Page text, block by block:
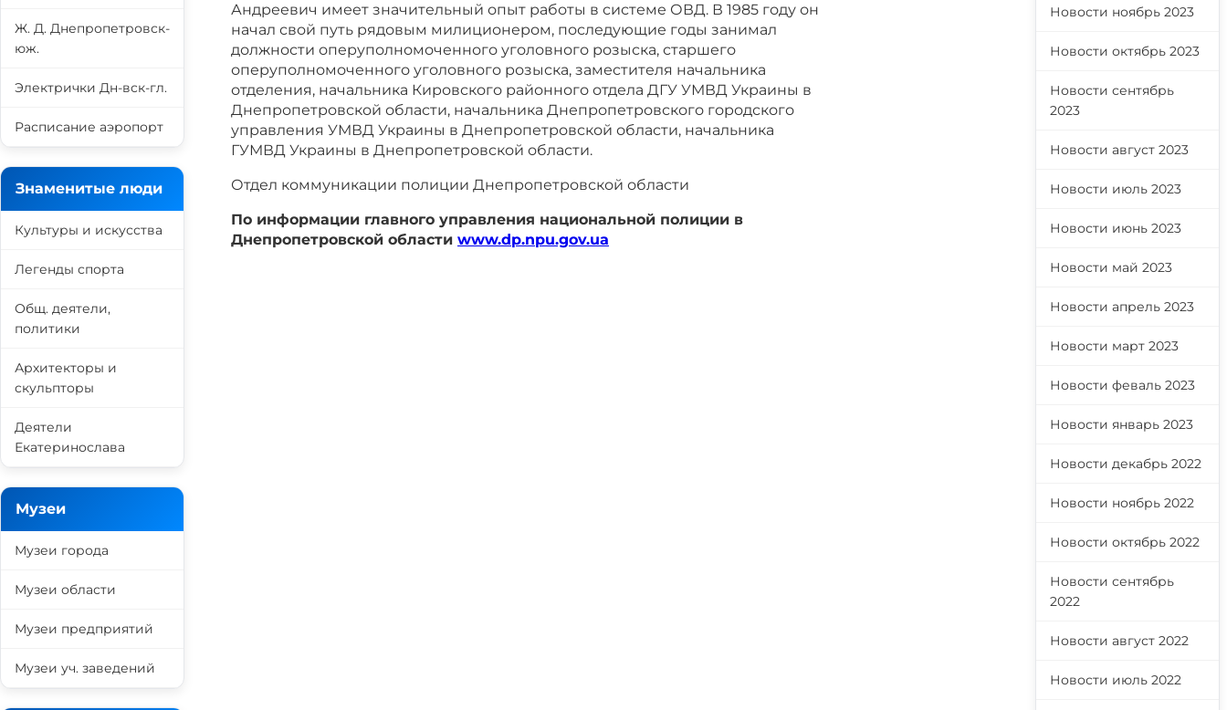
Андреевич имеет значительный опыт работы в системе ОВД. В 1985 году он
начал свой путь рядовым милиционером, последующие годы занимал
должности оперуполномоченного уголовного розыска, старшего
оперуполномоченного уголовного розыска, заместителя начальника
отделения, начальника Кировского районного отдела ДГУ УМВД Украины в
Днепропетровской области, начальника Днепропетровского городского
управления УМВД Украины в Днепропетровской области, начальника
ГУМВД Украины в Днепропетровской области.
Отдел коммуникации полиции Днепропетровской области
По информации главного управления национальной полиции в
Днепропетровской области www.dp.npu.gov.ua
Ж. Д. Днепропетровск-
юж.
Электрички Дн-вск-гл.
Расписание аэропорт
Знаменитые люди
Культуры и искусства
Легенды спорта
Общ. деятели,
политики
Архитекторы и
скульпторы
Деятели
Екатеринослава
Музеи
Музеи города
Музеи области
Музеи предприятий
Музеи уч. заведений
Новости ноябрь 2023
Новости октябрь 2023
Новости сентябрь
2023
Новости август 2023
Новости июль 2023
Новости июнь 2023
Новости май 2023
Новости апрель 2023
Новости март 2023
Новости феваль 2023
Новости январь 2023
Новости декабрь 2022
Новости ноябрь 2022
Новости октябрь 2022
Новости сентябрь
2022
Новости август 2022
Новости июль 2022